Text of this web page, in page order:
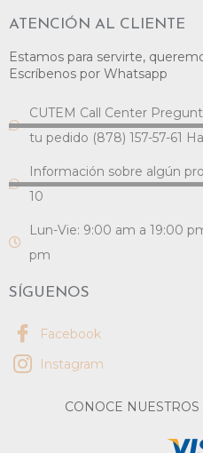
ATENCIÓN AL CLIENTE
Estamos para servirte,
Escríbenos por Whatsapp
CUTEM Call Center
tu pedido (878) 157-57-61
Información sobre algún
10
Lun-Vie: 9:00 am a 19:00
pm
SÍGUENOS
Facebook
Instagram
CONOCE NUESTROS